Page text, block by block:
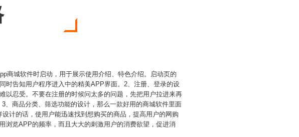
商城软件时启动，用于展示使用介绍、特色介绍。启动页的
时告知用户程序进入中的精美APP界面。2、注册、登录的设
以忍受。不要在注册的时候问太多的问题，先把用户拉进来再
、商品分类、筛选功能的设计，那么一款好用的商城软件里面
计的话，使用户能迅速找到想购买的商品，提高用户的网购
浏览APP的频率，而且大大的刺激用户的消费欲望，促进消